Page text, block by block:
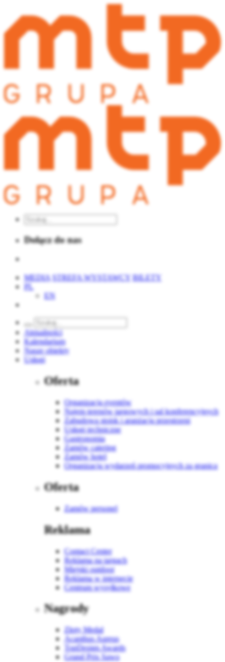
Dołącz do nas
MEDIA STREFA WYSTAWCY BILETY
PL
EN
Aktualności
Kalendarium
Nasze obiekty
Usługi
Oferta
Organizacja eventów
Najem terenów targowych i sal konferencyjnych
Zabudowa stoisk i aranżacja przestrzeni
Usługi techniczne
Gastronomia
Zamów catering
Zamów hotel
Organizacja wydarzeń promocyjnych za granicą
Oferta
Zamów personel
Reklama
Contact Center
Reklama na targach
Miejski outdoor
Reklama w internecie
Centrum wysyłkowe
Nagrody
Złoty Medal
Acanthus Aureus
TopDesign Awards
Grand Prix Sawo